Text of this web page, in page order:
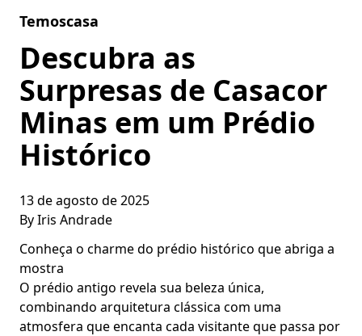
Temoscasa
Descubra as
Surpresas de Casacor
Minas em um Prédio
Histórico
13 de agosto de 2025
ByIris Andrade
Conheça o charme do prédio histórico que abriga a
mostra
O prédio antigo revela sua beleza única,
combinando arquitetura clássica com uma
atmosfera que encanta cada visitante que passa por